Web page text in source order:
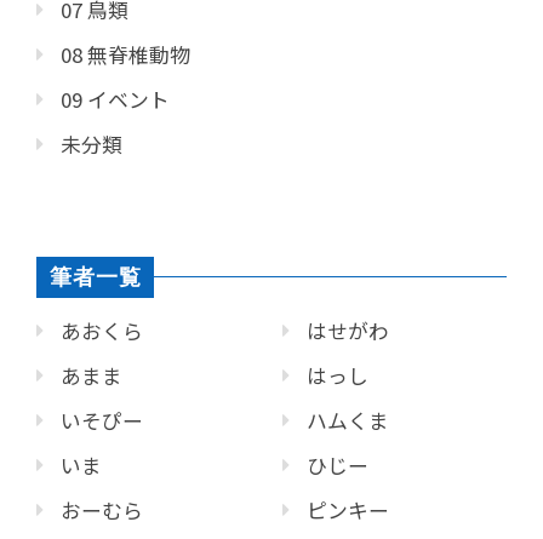
07 鳥類
08 無脊椎動物
09 イベント
未分類
筆者一覧
あおくら
あまま
いそぴー
いま
おーむら
はせがわ
はっし
ハムくま
ひじー
ピンキー